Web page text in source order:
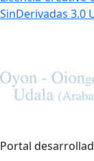
SinDerivadas 3.0
Portal